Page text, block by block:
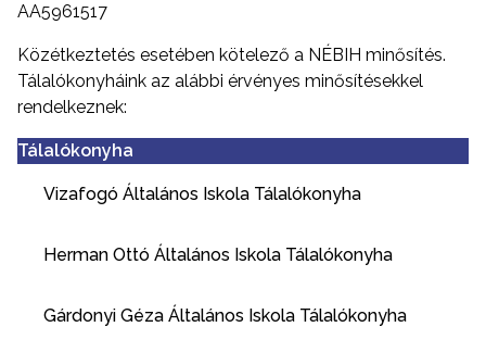
AA5961517
Közétkeztetés esetében kötelező a NÉBIH minősítés.
Tálalókonyháink az alábbi érvényes minősítésekkel
rendelkeznek:
Tálalókonyha
Vizafogó Általános Iskola Tálalókonyha​
Herman Ottó Általános Iskola Tálalókonyha
Gárdonyi Géza Általános Iskola Tálalókonyha